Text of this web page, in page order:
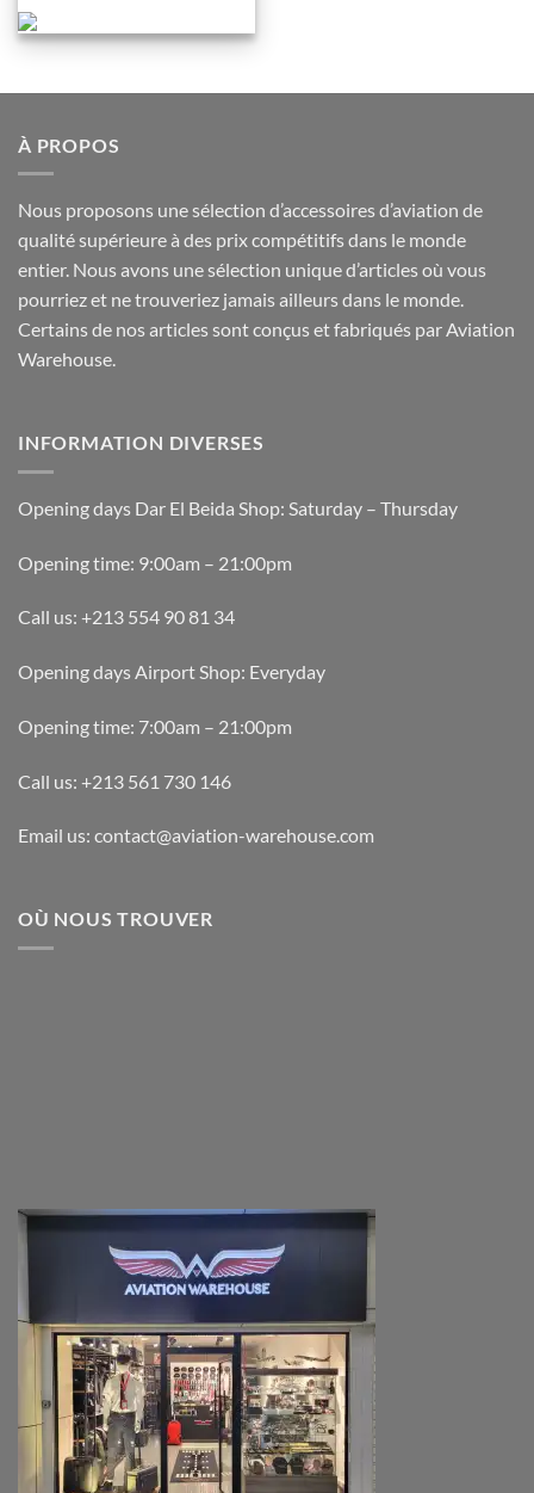
À PROPOS
Nous proposons une sélection d’accessoires d’aviation de
qualité supérieure à des prix compétitifs dans le monde
entier. Nous avons une sélection unique d’articles où vous
pourriez et ne trouveriez jamais ailleurs dans le monde.
Certains de nos articles sont conçus et fabriqués par Aviation
Warehouse.
INFORMATION DIVERSES
Opening days Dar El Beida Shop: Saturday – Thursday
Opening time: 9:00am – 21:00pm
Call us: +213 554 90 81 34
Opening days Airport Shop: Everyday
Opening time: 7:00am – 21:00pm
Call us: +213 561 730 146
Email us: contact@aviation-warehouse.com
OÙ NOUS TROUVER